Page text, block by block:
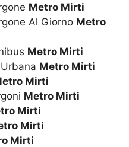
Metro Mirti
Al Giorno Metro
Metro Mirti
Metro Mirti
Mirti
Metro Mirti
Mirti
Mirti
Mirti